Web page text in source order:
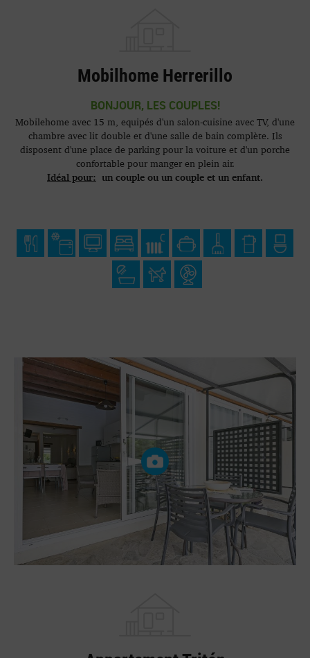
Mobilhome Herrerillo
BONJOUR, LES COUPLES!
Mobilehome avec 15 m, equipés d'un salon-cuisine avec TV, d'une
chambre avec lit double et d'une salle de bain complète. Ils
disposent d'une place de parking pour la voiture et d'un porche
confortable pour manger en plein air.
Idéal pour: un couple ou un couple et un enfant.